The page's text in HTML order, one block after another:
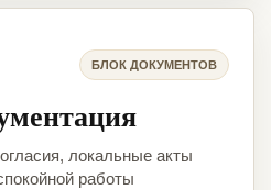
БЛОК ДОКУМЕНТОВ
локальные акты
работы